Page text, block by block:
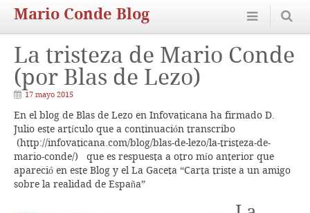
Mario Conde Blog
La tristeza de Mario Conde
(por Blas de Lezo)
17 mayo 2015
En el blog de Blas de Lezo en Infovaticana ha firmado D.
Julio este artículo que a continuación transcribo
(http://infovaticana.com/blog/blas-de-lezo/la-tristeza-de-
mario-conde/) que es respuesta a otro mío anterior que
apareció en este Blog y el La Gaceta “Carta triste a un amigo
sobre la realidad de España”